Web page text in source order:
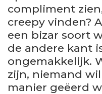
compliment
creepy vinden?
een bizar soort
de andere kant
ongemakkelijk.
zijn, niemand
manier geëerd